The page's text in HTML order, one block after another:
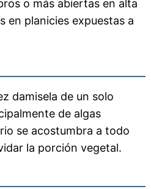
o más abiertas en alta
en planicies expuestas a
damisela de un solo
de algas
se acostumbra a todo
la porción vegetal.